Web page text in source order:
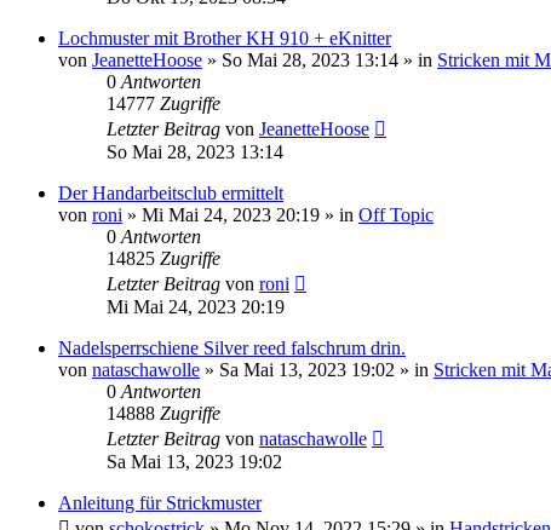
Lochmuster mit Brother KH 910 + eKnitter
von JeanetteHoose » So Mai 28, 2023 13:14 » in Stricken mit
0 Antworten
14777 Zugriffe
Letzter Beitrag von JeanetteHoose
So Mai 28, 2023 13:14
Der Handarbeitsclub ermittelt
von roni » Mi Mai 24, 2023 20:19 » in Off Topic
0 Antworten
14825 Zugriffe
Letzter Beitrag von roni
Mi Mai 24, 2023 20:19
Nadelsperrschiene Silver reed falschrum drin.
von nataschawolle » Sa Mai 13, 2023 19:02 » in Stricken mit
0 Antworten
14888 Zugriffe
Letzter Beitrag von nataschawolle
Sa Mai 13, 2023 19:02
Anleitung für Strickmuster